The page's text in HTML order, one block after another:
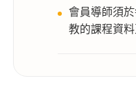
會員導師須
教的課程資